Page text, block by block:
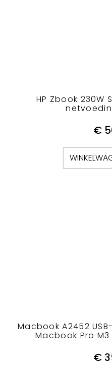
HP Zbook 230W
€
Macbook A2452
Macbook Pro M3
€